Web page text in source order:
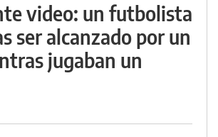
video: un futbolista
ser alcanzado por un
jugaban un